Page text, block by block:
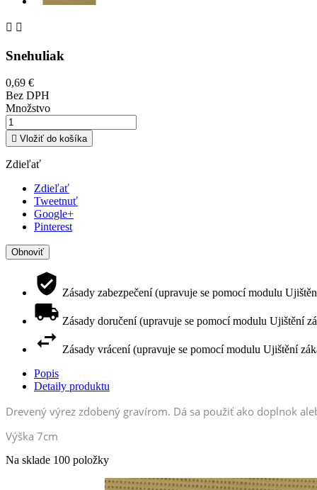
 
Snehuliak
0,69 €
Bez DPH
Množstvo
 Vložiť do košíka
Zdieľať
Zdieľať
Tweetnuť
Google+
Pinterest
Zásady zabezpečení (upravuje se pomocí modulu
Zásady doručení (upravuje se pomocí modulu Ujištění
Zásady vrácení (upravuje se pomocí modulu Ujištění
Popis
Detaily produktu
Drevený výrez zdobený gravírom. Dá sa použiť ako doplnok
Výška 7cm
Na sklade 100 položky